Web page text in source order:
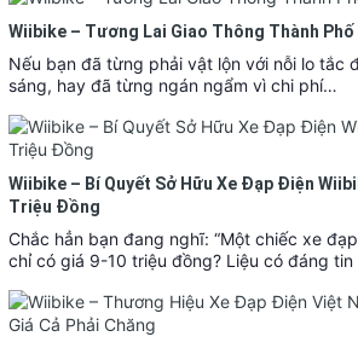
Wiibike – Tương Lai Giao Thông Thành
Nếu bạn đã từng phải vật lộn với nỗi lo tắc
sáng, hay đã từng ngán ngẩm vì chi phí…
Wiibike – Bí Quyết Sở Hữu Xe Đạp Điện
Triệu Đồng
Chắc hẳn bạn đang nghĩ: “Một chiếc xe
chỉ có giá 9-10 triệu đồng? Liệu có đáng